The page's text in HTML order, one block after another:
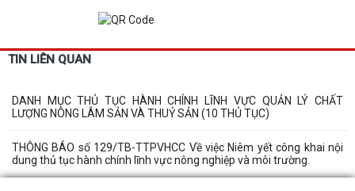
TIN LIÊN QUAN
DANH MỤC THỦ TỤC HÀNH CHÍNH LĨNH VỰC QUẢN LÝ CHẤT
LƯỢNG NÔNG LÂM SẢN VÀ THUỶ SẢN (10 THỦ TỤC)
THÔNG BÁO số 129/TB-TTPVHCC Về việc Niêm yết công khai nội
dung thủ tục hành chính lĩnh vực nông nghiệp và môi trường.